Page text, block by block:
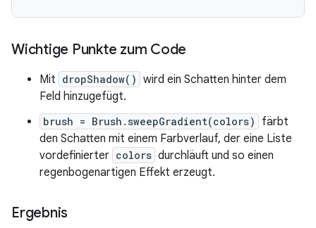
Wichtige Punkte zum Code
Mit dropShadow() wird ein Schatten hinter dem
Feld hinzugefügt.
brush = Brush.sweepGradient(colors)
färbt
den Schatten mit einem Farbverlauf, der eine Liste
vordefinierter colors durchläuft und so einen
regenbogenartigen Effekt erzeugt.
Ergebnis